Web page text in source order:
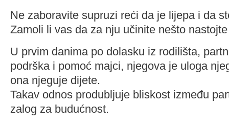
Ne zaboravite supruzi reći da je lijepa i da
Zamoli li vas da za nju učinite nešto
U prvim danima po dolasku iz rodilišta,
podrška i pomoć majci, njegova je uloga
ona njeguje dijete.
Takav odnos produbljuje bliskost između
zalog za budućnost.